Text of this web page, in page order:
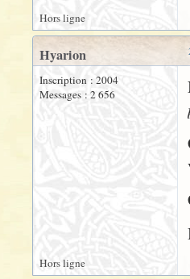
Hors ligne
Hyarion
Inscription : 2004
Messages : 2 656
Hors ligne